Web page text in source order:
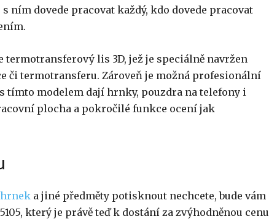
ním dovede pracovat každý, kdo dovede pracovat
lis 3D, jež je speciálně navržen
či termotransferu. Zároveň je možná profesionální
tímto modelem dají hrnky, pouzdra na telefony i
plocha a pokročilé funkce ocení jak
a jiné předměty potisknout nechcete, bude vám
který je právě teď k dostání za zvýhodněnou cenu